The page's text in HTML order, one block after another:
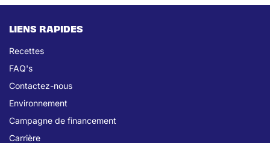
LIENS RAPIDES
Recettes
FAQ's
Contactez-nous
Environnement
Campagne de financement
Carrière